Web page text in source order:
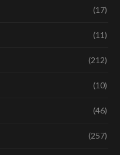
(17)
(11)
(212)
(10)
(46)
(257)